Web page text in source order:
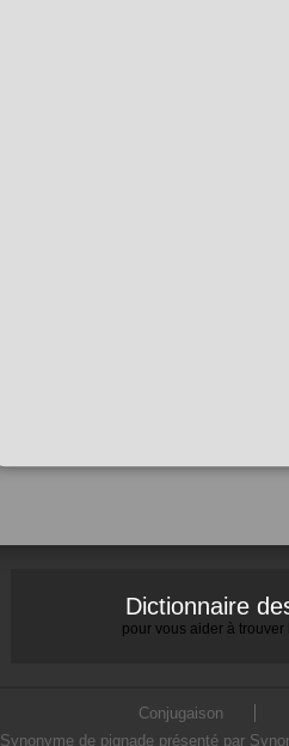
Dictionnaire
pour vous aider à
Conjugaison
Synonyme de pignade présenté par